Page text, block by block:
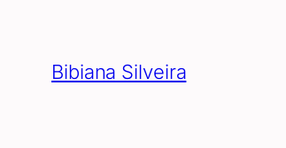
Bibiana Silveira